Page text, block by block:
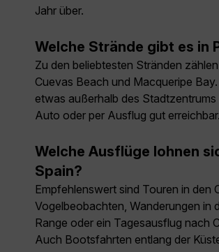
Jahr über.
Welche Strände gibt es in
Zu den beliebtesten Stränden
Cuevas Beach und Macqueripe
etwas außerhalb des Stadtzentrums
Auto oder per Ausflug gut erreichbar.
Welche Ausflüge lohnen
Spain?
Empfehlenswert sind Touren in den
Vogelbeobachten, Wanderungen in
Range oder ein Tagesausflug nach
Auch Bootsfahrten entlang der